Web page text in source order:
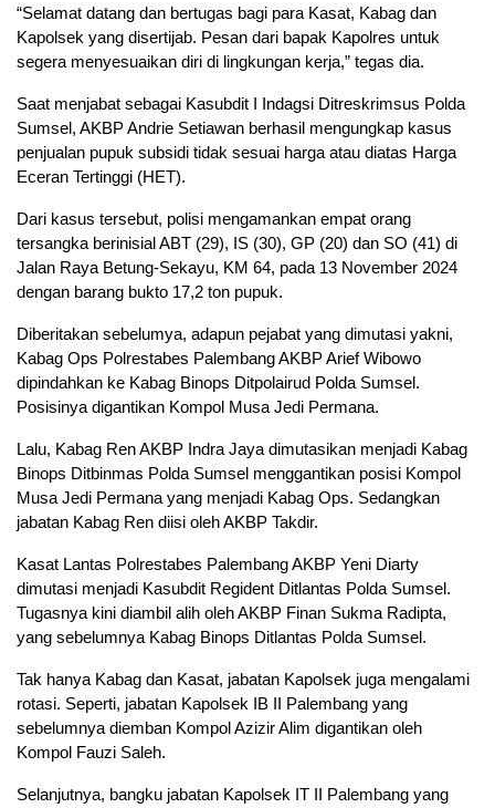
“Selamat datang dan bertugas bagi para Kasat, Kabag dan
Kapolsek yang disertijab. Pesan dari bapak Kapolres untuk
segera menyesuaikan diri di lingkungan kerja,” tegas dia.
Saat menjabat sebagai Kasubdit I Indagsi Ditreskrimsus Polda
Sumsel, AKBP Andrie Setiawan berhasil mengungkap kasus
penjualan pupuk subsidi tidak sesuai harga atau diatas Harga
Eceran Tertinggi (HET).
Dari kasus tersebut, polisi mengamankan empat orang
tersangka berinisial ABT (29), IS (30), GP (20) dan SO (41) di
Jalan Raya Betung-Sekayu, KM 64, pada 13 November 2024
dengan barang bukto 17,2 ton pupuk.
Diberitakan sebelumya, adapun pejabat yang dimutasi yakni,
Kabag Ops Polrestabes Palembang AKBP Arief Wibowo
dipindahkan ke Kabag Binops Ditpolairud Polda Sumsel.
Posisinya digantikan Kompol Musa Jedi Permana.
Lalu, Kabag Ren AKBP Indra Jaya dimutasikan menjadi Kabag
Binops Ditbinmas Polda Sumsel menggantikan posisi Kompol
Musa Jedi Permana yang menjadi Kabag Ops. Sedangkan
jabatan Kabag Ren diisi oleh AKBP Takdir.
Kasat Lantas Polrestabes Palembang AKBP Yeni Diarty
dimutasi menjadi Kasubdit Regident Ditlantas Polda Sumsel.
Tugasnya kini diambil alih oleh AKBP Finan Sukma Radipta,
yang sebelumnya Kabag Binops Ditlantas Polda Sumsel.
Tak hanya Kabag dan Kasat, jabatan Kapolsek juga mengalami
rotasi. Seperti, jabatan Kapolsek IB II Palembang yang
sebelumnya diemban Kompol Azizir Alim digantikan oleh
Kompol Fauzi Saleh.
Selanjutnya, bangku jabatan Kapolsek IT II Palembang yang